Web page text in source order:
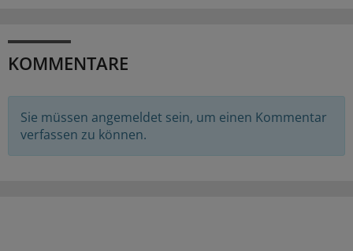
KOMMENTARE
Sie müssen angemeldet sein, um einen Kommentar
verfassen zu können.